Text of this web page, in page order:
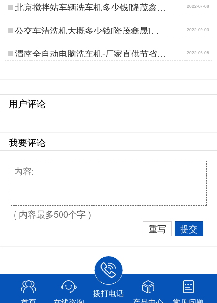
北京搅拌站车辆洗车机多少钱[隆茂鑫晟]
…
2022-07-08
公交车清洗机大概多少钱[隆茂鑫晟]… 2022-09-03
渭南全自动电脑洗车机-厂家直供节省差
价[隆茂鑫晟]…
2022-06-08
用户评论
我要评论
( 内容最多500个字 )
重写
提交
拨打电话